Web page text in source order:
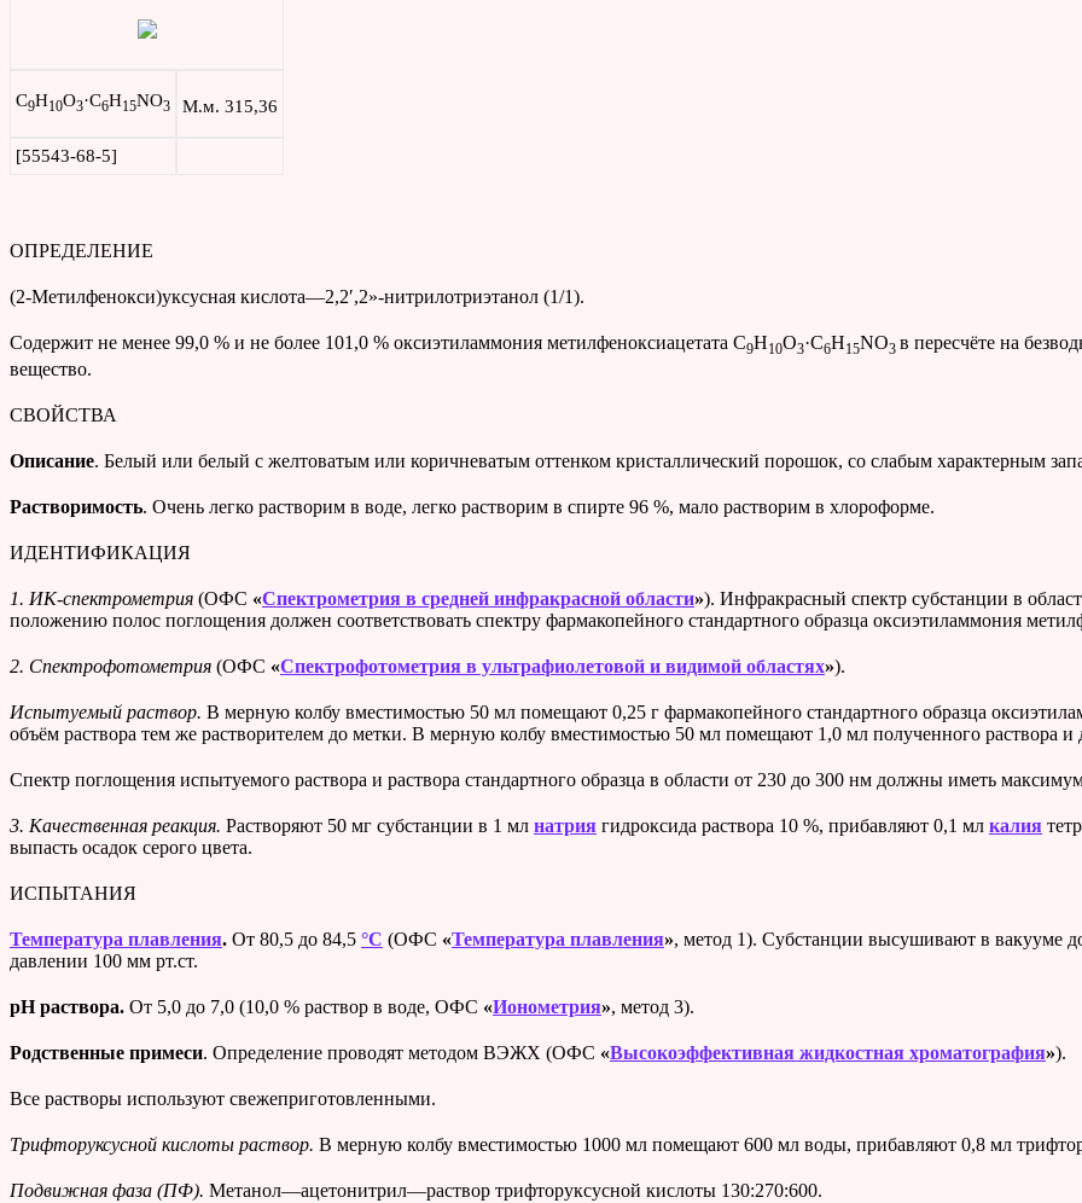
C9H10O3·C6H15NO3 М.м. 315,36
[55543-68-5]
ОПРЕДЕЛЕНИЕ
(2-Метилфенокси)уксусная кислота—2,2′,2»-нитрилотриэтанол (1/1).
Cодержит не менее 99,0 % и не более 101,0 % оксиэтиламмония метилфеноксиацетата C9H10O3·C6H15NO3 в пересчёте на
вещество.
СВОЙСТВА
Описание. Белый или белый с желтоватым или коричневатым оттенком кристаллический порошок, со слабым характерным
Растворимость. Очень легко растворим в воде, легко растворим в спирте 96 %, мало растворим в хлороформе.
ИДЕНТИФИКАЦИЯ
1. ИК-спектрометрия (ОФС «Спектрометрия в средней инфракрасной области»). Инфракрасный спектр субстанции в
положению полос поглощения должен соответствовать спектру фармакопейного стандартного образца оксиэтиламмония
2. Спектрофотометрия (ОФС «Спектрофотометрия в ультрафиолетовой и видимой областях»).
Испытуемый раствор. В мерную колбу вместимостью 50 мл помещают 0,25 г фармакопейного стандартного образца
объём раствора тем же растворителем до метки. В мерную колбу вместимостью 50 мл помещают 1,0 мл полученного раствора и
Спектр поглощения испытуемого раствора и раствора стандартного образца в области от 230 до 300 нм должны иметь
3. Качественная реакция. Растворяют 50 мг субстанции в 1 мл натрия гидроксида раствора 10 %, прибавляют 0,1 мл калия
выпасть осадок серого цвета.
ИСПЫТАНИЯ
Температура плавления. От 80,5 до 84,5 °C (ОФС «Температура плавления», метод 1). Субстанции высушивают в вакууме
давлении 100 мм рт.ст.
pHраствора. От 5,0 до 7,0 (10,0 % раствор в воде, ОФС «Ионометрия», метод 3).
Родственные примеси. Определение проводят методом ВЭЖХ (ОФС «Высокоэффективная жидкостная хроматография»).
Все растворы используют свежеприготовленными.
Трифторуксусной кислоты раствор. В мерную колбу вместимостью 1000 мл помещают 600 мл воды, прибавляют 0,8 мл
Подвижная фаза (ПФ). Метанол—ацетонитрил—раствор трифторуксусной кислоты 130:270:600.